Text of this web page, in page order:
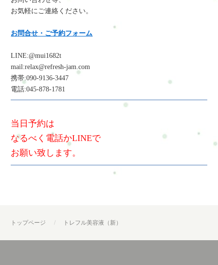
お気軽にご連絡ください。
お問合せ・ご予約フォーム
LINE:@mui1682t
mail:relax@refresh-jam.com
携帯:090-9136-3447
電話:045-878-1781
当日予約は
なるべく電話かLINEで
お願い致します。
トップページ トレフル美容液（新）